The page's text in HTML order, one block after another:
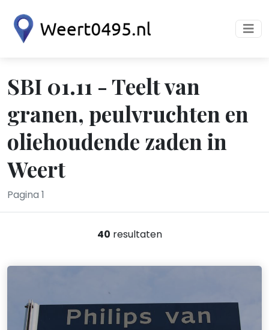
SBI 01.11 - Teelt van
granen, peulvruchten en
oliehoudende zaden in
Weert
Pagina 1
40 resultaten